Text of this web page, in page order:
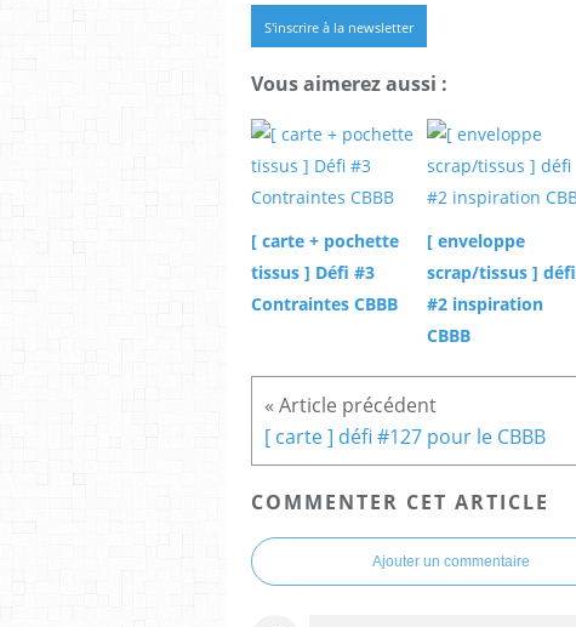
S'inscrire à la newsletter
Vous aimerez aussi :
[ carte + pochette
tissus ] Défi #3
Contraintes CBBB
[ enveloppe
scrap/tissus ] défi
#2 inspiration
CBBB
[ carte ] défi #127 pour le CBBB
COMMENTER CET ARTICLE
Ajouter un commentaire